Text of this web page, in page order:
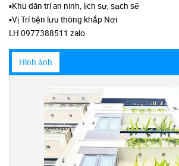
▪️Khu dân trí an ninh, lịch sự, sạch sẽ
▪️Vị Trí tiện lưu thông khắp Nơi
LH 0977388511 zalo
Hình ảnh